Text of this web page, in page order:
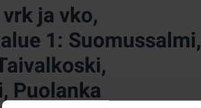
ja vko,
1: Suomussalmi,
Puolanka